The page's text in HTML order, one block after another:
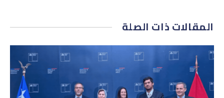
المقالاتذات الصلة